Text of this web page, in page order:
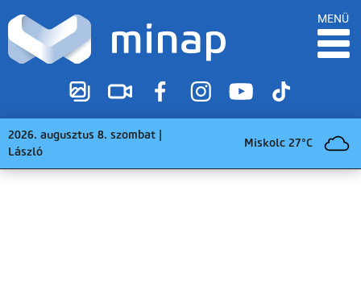
MENÜ
2026. augusztus 8. szombat |
László
Miskolc 27°C